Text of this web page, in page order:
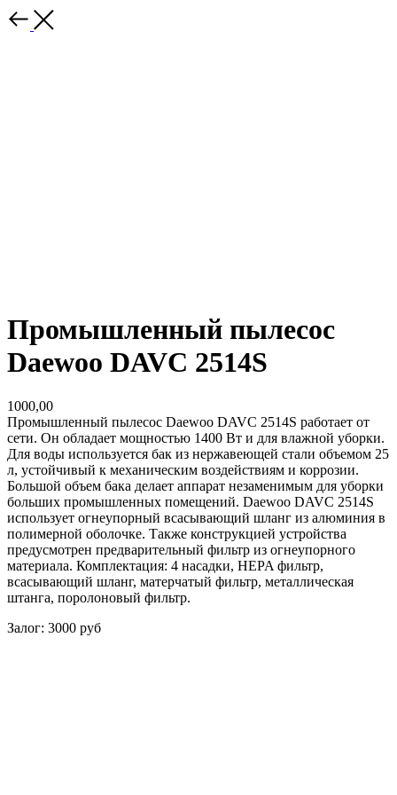
Промышленный пылесос
Daewoo DAVC 2514S
1000,00
Промышленный пылесос Daewoo DAVC 2514S работает от
сети. Он обладает мощностью 1400 Вт и для влажной уборки.
Для воды используется бак из нержавеющей стали объемом 25
л, устойчивый к механическим воздействиям и коррозии.
Большой объем бака делает аппарат незаменимым для уборки
больших промышленных помещений. Daewoo DAVC 2514S
использует огнеупорный всасывающий шланг из алюминия в
полимерной оболочке. Также конструкцией устройства
предусмотрен предварительный фильтр из огнеупорного
материала. Комплектация: 4 насадки, HEPA фильтр,
всасывающий шланг, матерчатый фильтр, металлическая
штанга, поролоновый фильтр.
Залог: 3000 руб